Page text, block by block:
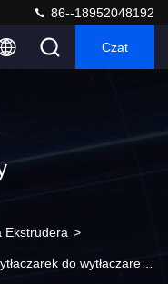
86--18952048192
Czat
Ekstrudera >
do wytłaczarek